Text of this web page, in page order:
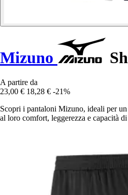
Mizuno
A partire da
23,00 € 18,28 € -21%
Scopri i pantaloni Mizuno, ideali per
al loro comfort, leggerezza e capacità